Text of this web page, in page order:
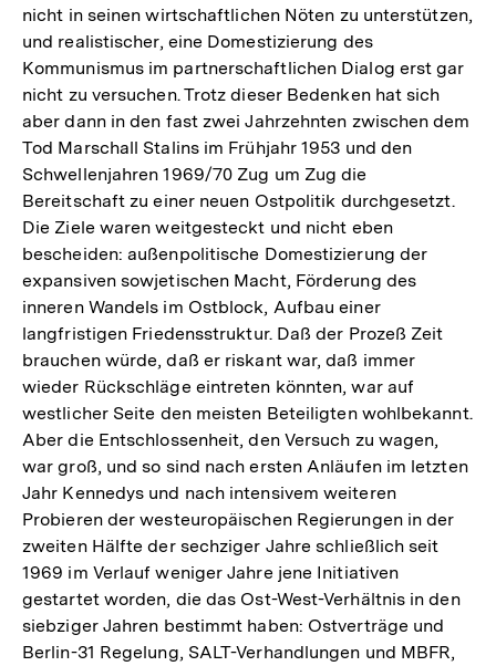
nicht in seinen wirtschaftlichen Nöten zu unterstützen,
und realistischer, eine Domestizierung des
Kommunismus im partnerschaftlichen Dialog erst gar
nicht zu versuchen. Trotz dieser Bedenken hat sich
aber dann in den fast zwei Jahrzehnten zwischen dem
Tod Marschall Stalins im Frühjahr 1953 und den
Schwellenjahren 1969/70 Zug um Zug die
Bereitschaft zu einer neuen Ostpolitik durchgesetzt.
Die Ziele waren weitgesteckt und nicht eben
bescheiden: außenpolitische Domestizierung der
expansiven sowjetischen Macht, Förderung des
inneren Wandels im Ostblock, Aufbau einer
langfristigen Friedensstruktur. Daß der Prozeß Zeit
brauchen würde, daß er riskant war, daß immer
wieder Rückschläge eintreten könnten, war auf
westlicher Seite den meisten Beteiligten wohlbekannt.
Aber die Entschlossenheit, den Versuch zu wagen,
war groß, und so sind nach ersten Anläufen im letzten
Jahr Kennedys und nach intensivem weiteren
Probieren der westeuropäischen Regierungen in der
zweiten Hälfte der sechziger Jahre schließlich seit
1969 im Verlauf weniger Jahre jene Initiativen
gestartet worden, die das Ost-West-Verhältnis in den
siebziger Jahren bestimmt haben: Ostverträge und
Berlin-31 Regelung, SALT-Verhandlungen und MBFR,